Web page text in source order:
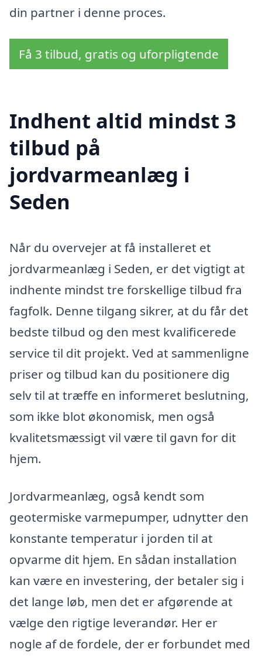
din partner i denne proces.
Få 3 tilbud, gratis og uforpligtende
Indhent altid mindst 3
tilbud på
jordvarmeanlæg i
Seden
Når du overvejer at få installeret et
jordvarmeanlæg i Seden, er det vigtigt at
indhente mindst tre forskellige tilbud fra
fagfolk. Denne tilgang sikrer, at du får det
bedste tilbud og den mest kvalificerede
service til dit projekt. Ved at sammenligne
priser og tilbud kan du positionere dig
selv til at træffe en informeret beslutning,
som ikke blot økonomisk, men også
kvalitetsmæssigt vil være til gavn for dit
hjem.
Jordvarmeanlæg, også kendt som
geotermiske varmepumper, udnytter den
konstante temperatur i jorden til at
opvarme dit hjem. En sådan installation
kan være en investering, der betaler sig i
det lange løb, men det er afgørende at
vælge den rigtige leverandør. Her er
nogle af de fordele, der er forbundet med